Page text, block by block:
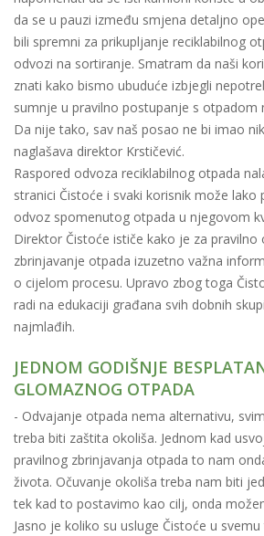
da se u pauzi između smjena detaljno
bili spremni za prikupljanje reciklabilnog
odvozi na sortiranje. Smatram da naši
znati kako bismo ubuduće izbjegli
sumnje u pravilno postupanje s otpadom
Da nije tako, sav naš posao ne bi imao
naglašava direktor Krstičević.
Raspored odvoza reciklabilnog otpada
stranici Čistoće i svaki korisnik može lako
odvoz spomenutog otpada u njegovom
Direktor Čistoće ističe kako je za pravilno
zbrinjavanje otpada izuzetno važna
o cijelom procesu. Upravo zbog toga
radi na edukaciji građana svih dobnih
najmlađih.
JEDNOM GODIŠNJE
GLOMAZNOG OTPADA
- Odvajanje otpada nema alternativu,
treba biti zaštita okoliša. Jednom kad
pravilnog zbrinjavanja otpada to nam
života. Očuvanje okoliša treba nam biti
tek kad to postavimo kao cilj, onda
Jasno je koliko su usluge Čistoće u